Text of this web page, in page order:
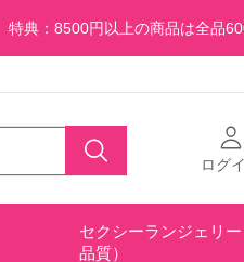
特典：8500円以上の商品は全品
ログ
セクシーランジェリ
品質）